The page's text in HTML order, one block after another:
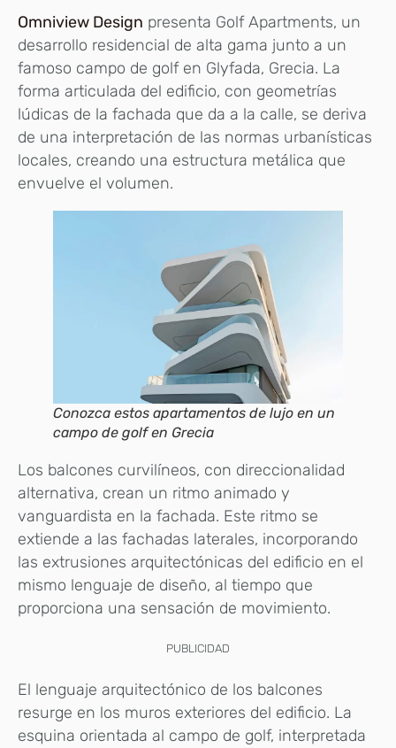
Omniview Design presenta Golf Apartments, un
desarrollo residencial de alta gama junto a un
famoso campo de golf en Glyfada, Grecia. La
forma articulada del edificio, con geometrías
lúdicas de la fachada que da a la calle, se deriva
de una interpretación de las normas urbanísticas
locales, creando una estructura metálica que
envuelve el volumen.
Conozca estos apartamentos de lujo en un
campo de golf en Grecia
Los balcones curvilíneos, con direccionalidad
alternativa, crean un ritmo animado y
vanguardista en la fachada. Este ritmo se
extiende a las fachadas laterales, incorporando
las extrusiones arquitectónicas del edificio en el
mismo lenguaje de diseño, al tiempo que
proporciona una sensación de movimiento.
PUBLICIDAD
El lenguaje arquitectónico de los balcones
resurge en los muros exteriores del edificio. La
esquina orientada al campo de golf, interpretada